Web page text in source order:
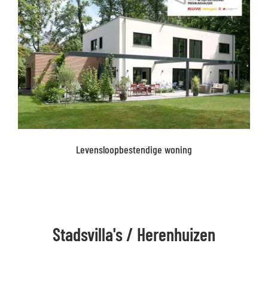
Levensloopbestendige woning
Stadsvilla's / Herenhuizen